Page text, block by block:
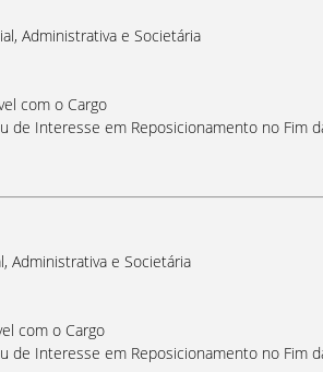
Administrativa e Societária
com o Cargo
de Interesse em Reposicionamento no Fim
Administrativa e Societária
com o Cargo
de Interesse em Reposicionamento no Fim